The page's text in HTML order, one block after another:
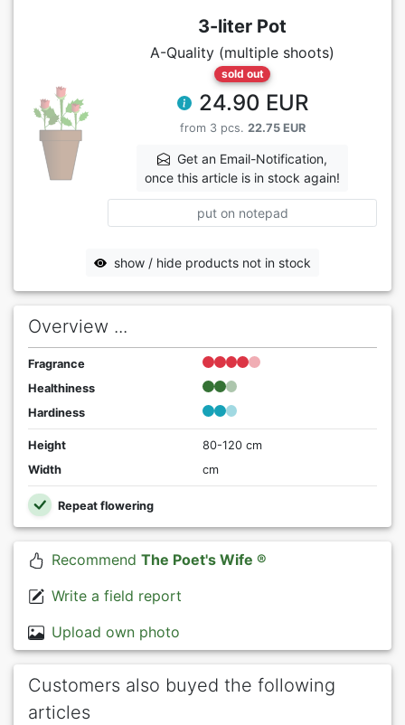
3-liter Pot
A-Quality (multiple shoots)
sold out
24.90 EUR
from 3 pcs. 22.75 EUR
Get an Email-Notification,
once this article is in stock again!
put on notepad
show / hide products not in stock
Overview ...
Fragrance
Healthiness
Hardiness
Height
80-120 cm
Width
cm
Repeat flowering
Recommend The Poet's Wife ®
Write a field report
Upload own photo
Customers also buyed the following
articles